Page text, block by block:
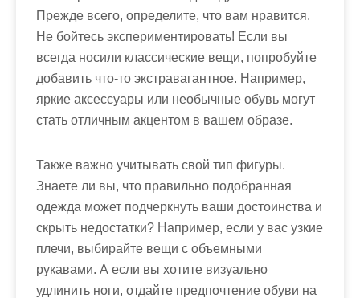
Прежде всего, определите, что вам нравится.
Не бойтесь экспериментировать! Если вы
всегда носили классические вещи, попробуйте
добавить что-то экстравагантное. Например,
яркие аксессуары или необычные обувь могут
стать отличным акцентом в вашем образе.
Также важно учитывать свой тип фигуры.
Знаете ли вы, что правильно подобранная
одежда может подчеркнуть ваши достоинства и
скрыть недостатки? Например, если у вас узкие
плечи, выбирайте вещи с объемными
рукавами. А если вы хотите визуально
удлинить ноги, отдайте предпочтение обуви на